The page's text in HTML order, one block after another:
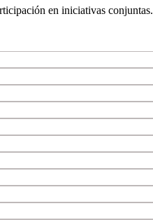
en iniciativas conjuntas.